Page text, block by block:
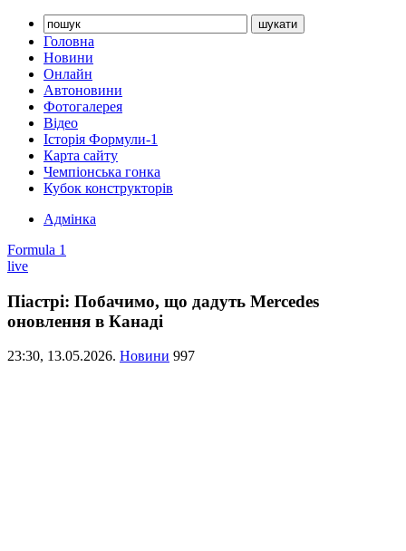
Головна
Новини
Онлайн
Автоновини
Фотогалерея
Відео
Історія Формули-1
Карта сайту
Чемпіонська гонка
Кубок конструкторів
Адмінка
Formula 1
live
Піастрі: Побачимо, що дадуть Mercedes
оновлення в Канаді
23:30, 13.05.2026. Новини 997